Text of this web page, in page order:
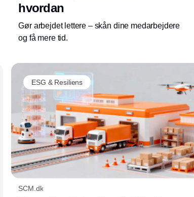
hvordan
Gør arbejdet lettere – skån dine medarbejdere
og få mere tid.
ESG & Resiliens
SCM.dk